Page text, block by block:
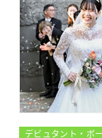
デビュタント・ボ